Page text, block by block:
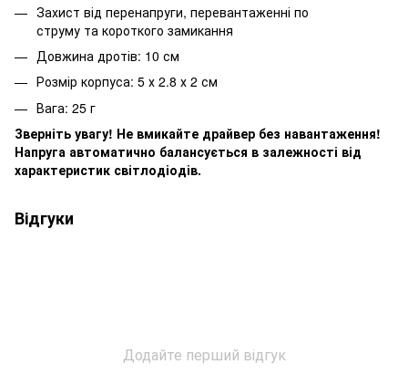
Захист від перенапруги, перевантаженні по
струму та короткого замикання
Довжина дротів: 10 см
Розмір корпуса: 5 х 2.8 х 2 см
Вага: 25 г
Зверніть увагу! Не вмикайте драйвер без навантаження!
Напруга автоматично балансується в залежності від
характеристик світлодіодів.
Відгуки
Додайте перший відгук